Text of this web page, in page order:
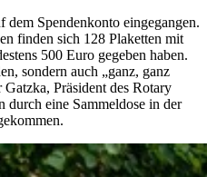
Spendenkonto eingegangen.
finden sich 128 Plaketten mit
500 Euro gegeben haben.
sondern auch „ganz, ganz
Präsident des Rotary
durch eine Sammeldose in der